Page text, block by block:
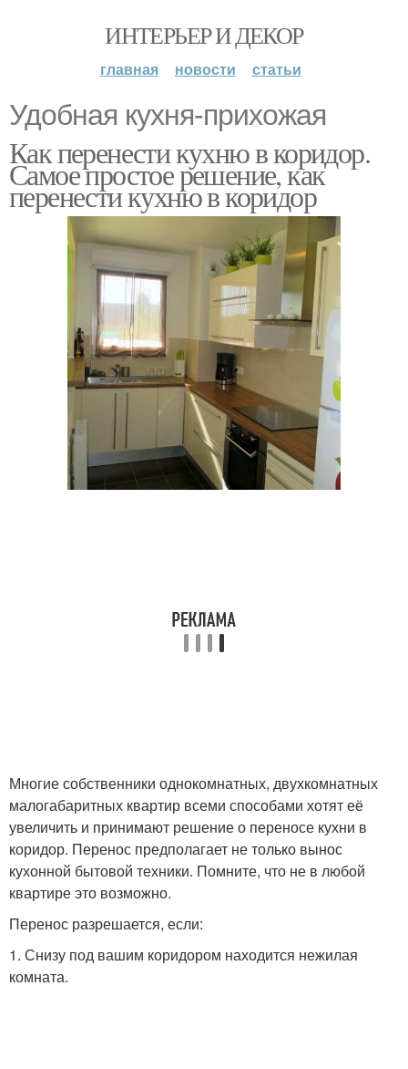
ИНТЕРЬЕР И ДЕКОР
главная новости статьи
Удобная кухня-прихожая
Как перенести кухню в коридор.
Самое простое решение, как
перенести кухню в коридор
Многие собственники однокомнатных, двухкомнатных
малогабаритных квартир всеми способами хотят её
увеличить и принимают решение о переносе кухни в
коридор. Перенос предполагает не только вынос
кухонной бытовой техники. Помните, что не в любой
квартире это возможно.
Перенос разрешается, если:
1. Снизу под вашим коридором находится нежилая
комната.